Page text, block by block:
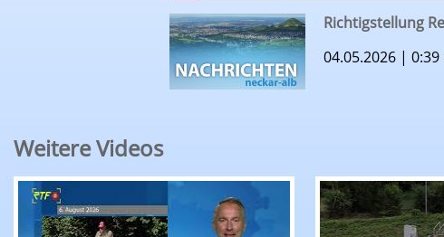
Richtigstellung
04.05.2026 | 0:39
Weitere Videos
RTF.1-Nachrichten: Sommertrüffeljagd auf der
RTF.1-